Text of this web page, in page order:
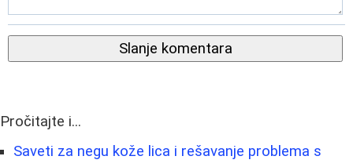
Slanje komentara
Pročitajte i...
Saveti za negu kože lica i rešavanje problema s